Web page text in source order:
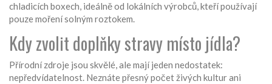
chladicích boxech, ideálně od lokálních výrobců, kteří používají
pouze moření solným roztokem.
Kdy zvolit doplňky stravy místo jídla?
Přírodní zdroje jsou skvělé, ale mají jeden nedostatek:
nepředvídatelnost. Neznáte přesný počet živých kultur ani